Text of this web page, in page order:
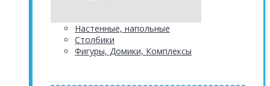
Настенные, напольные
Столбики
Фигуры, Домики, Комплексы